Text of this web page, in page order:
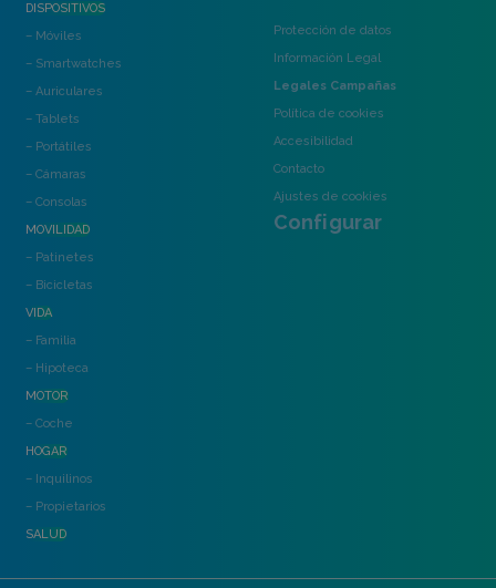
DISPOSITIVOS
– Móviles
– Smartwatches
– Auriculares
– Tablets
– Portátiles
– Cámaras
– Consolas
MOVILIDAD
– Patinetes
– Bicicletas
VIDA
– Familia
– Hipoteca
MOTOR
– Coche
HOGAR
– Inquilinos
– Propietarios
SALUD
Protección de datos
Información Legal
Legales Campañas
Política de cookies
Accesibilidad
Contacto
Ajustes de cookies
Configurar